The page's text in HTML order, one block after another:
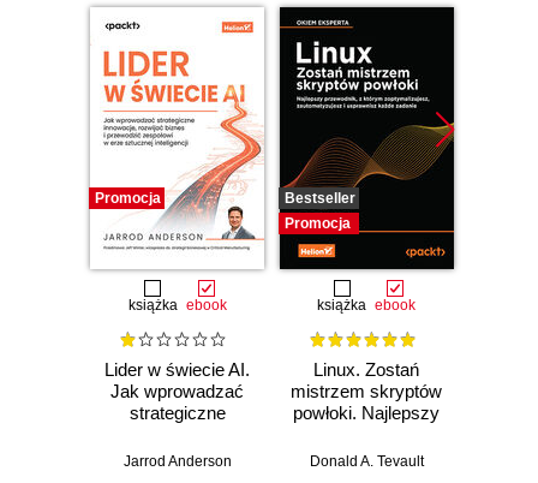
Promocja
książka ebook
Lider w świecie AI.
Jak wprowadzać
strategiczne
biznes i
Jarrod Anderson
Bestseller
Promocja
książka ebook
Linux. Zostań
mistrzem skryptów
powłoki. Najlepszy
którym
Donald A. Tevault